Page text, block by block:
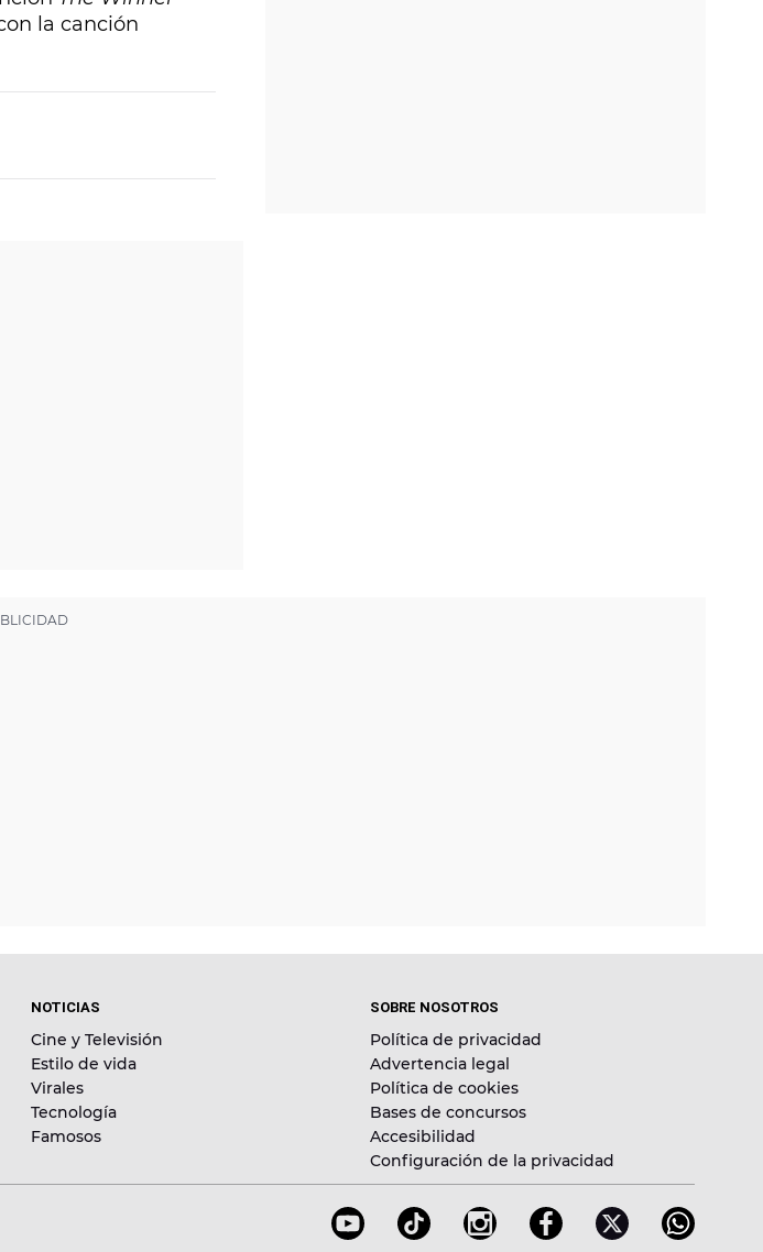
la canción
NOTICIAS
Cine y Televisión
Estilo de vida
Virales
Tecnología
Famosos
SOBRE NOSOTROS
Política de privacidad
Advertencia legal
Política de cookies
Bases de concursos
Accesibilidad
Configuración de la privacidad